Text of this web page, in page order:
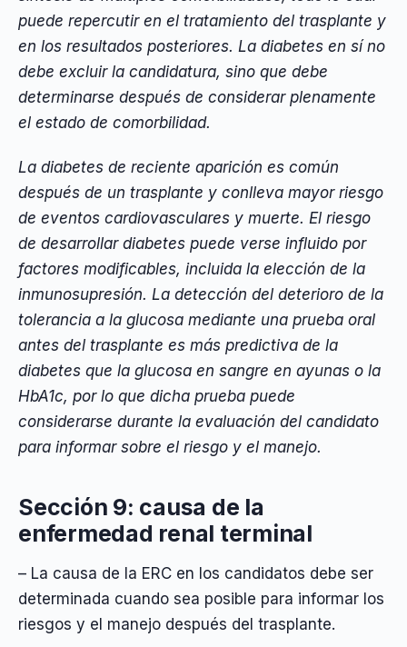
puede repercutir en el tratamiento del trasplante y
en los resultados posteriores. La diabetes en sí no
debe excluir la candidatura, sino que debe
determinarse después de considerar plenamente
el estado de comorbilidad.
La diabetes de reciente aparición es común
después de un trasplante y conlleva mayor riesgo
de eventos cardiovasculares y muerte. El riesgo
de desarrollar diabetes puede verse influido por
factores modificables, incluida la elección de la
inmunosupresión. La detección del deterioro de la
tolerancia a la glucosa mediante una prueba oral
antes del trasplante es más predictiva de la
diabetes que la glucosa en sangre en ayunas o la
HbA1c, por lo que dicha prueba puede
considerarse durante la evaluación del candidato
para informar sobre el riesgo y el manejo.
Sección 9: causa de la
enfermedad renal terminal
– La causa de la ERC en los candidatos debe ser
determinada cuando sea posible para informar los
riesgos y el manejo después del trasplante.